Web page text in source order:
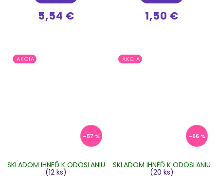
5,54 € 1,50 €
AKCIA
–57 %
SKLADOM IHNEĎ K ODOSLANIU
(12 ks)
AKCIA
–66 %
SKLADOM IHNEĎ K ODOSLANIU
(20 ks)